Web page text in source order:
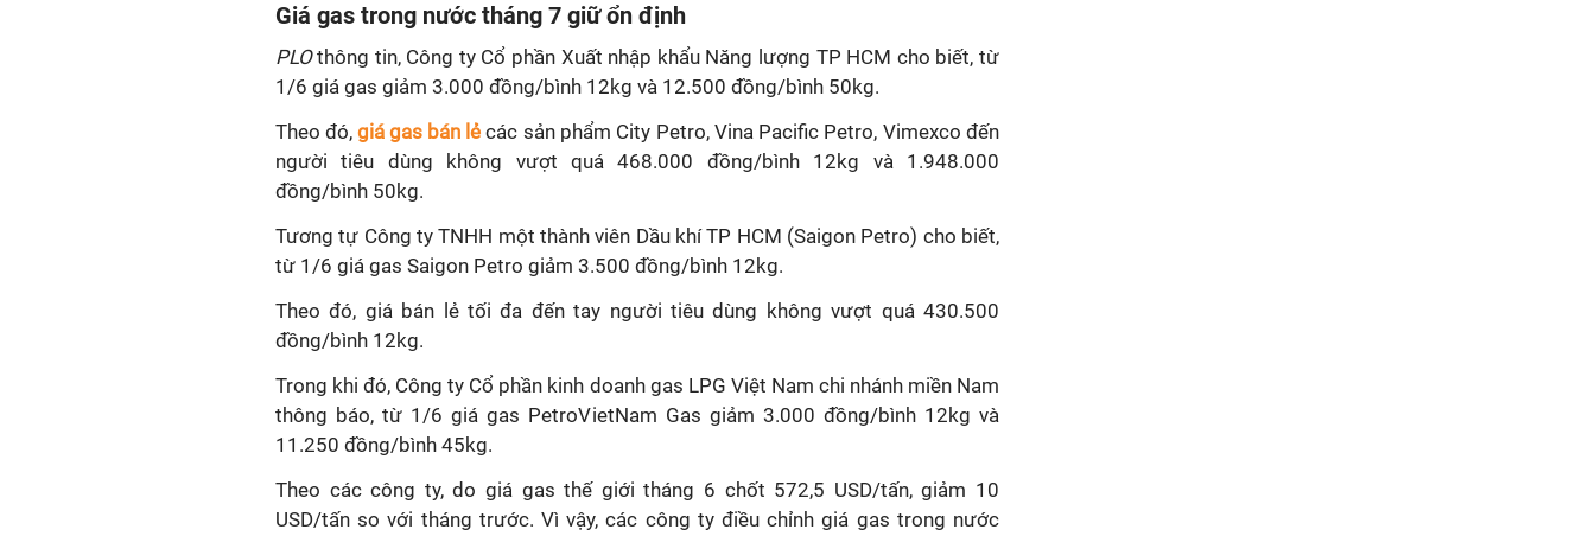
Giá gas trong nước tháng 7 giữ ổn định
PLOthông tin, Công ty Cổ phần Xuất nhập khẩu Năng lượng TP HCM cho biết, từ
1/6 giá gas giảm 3.000 đồng/bình 12kg và 12.500 đồng/bình 50kg.
Theo đó, giá gas bán lẻ các sản phẩm City Petro, Vina Pacific Petro, Vimexco đến
người tiêu dùng không vượt quá 468.000 đồng/bình 12kg và 1.948.000
đồng/bình 50kg.
Tương tự Công ty TNHH một thành viên Dầu khí TP HCM (Saigon Petro) cho biết,
từ 1/6 giá gas Saigon Petro giảm 3.500 đồng/bình 12kg.
Theo đó, giá bán lẻ tối đa đến tay người tiêu dùng không vượt quá 430.500
đồng/bình 12kg.
Trong khi đó, Công ty Cổ phần kinh doanh gas LPG Việt Nam chi nhánh miền Nam
thông báo, từ 1/6 giá gas PetroVietNam Gas giảm 3.000 đồng/bình 12kg và
11.250 đồng/bình 45kg.
Theo các công ty, do giá gas thế giới tháng 6 chốt 572,5 USD/tấn, giảm 10
USD/tấn so với tháng trước. Vì vậy, các công ty điều chỉnh giá gas trong nước